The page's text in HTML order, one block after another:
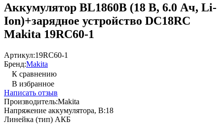
Аккумулятор BL1860B (18 В, 6.0 Ач, Li-
Ion)+зарядное устройство DC18RC
Makita 19RC60-1
Артикул:19RC60-1
Бренд:Makita
К сравнению
В избранное
Написать отзыв
Производитель:Makita
Напряжение аккумулятора, В:18
Линейка (тип) АКБ